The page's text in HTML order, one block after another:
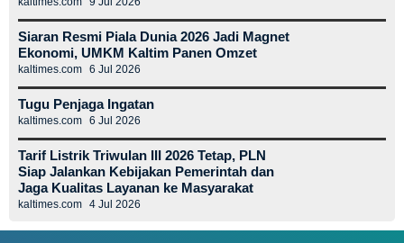
Siaran Resmi Piala Dunia 2026 Jadi Magnet
Ekonomi, UMKM Kaltim Panen Omzet
kaltimes.com 6 Jul 2026
Tugu Penjaga Ingatan
kaltimes.com 6 Jul 2026
Tarif Listrik Triwulan III 2026 Tetap, PLN
Siap Jalankan Kebijakan Pemerintah dan
Jaga Kualitas Layanan ke Masyarakat
kaltimes.com 4 Jul 2026